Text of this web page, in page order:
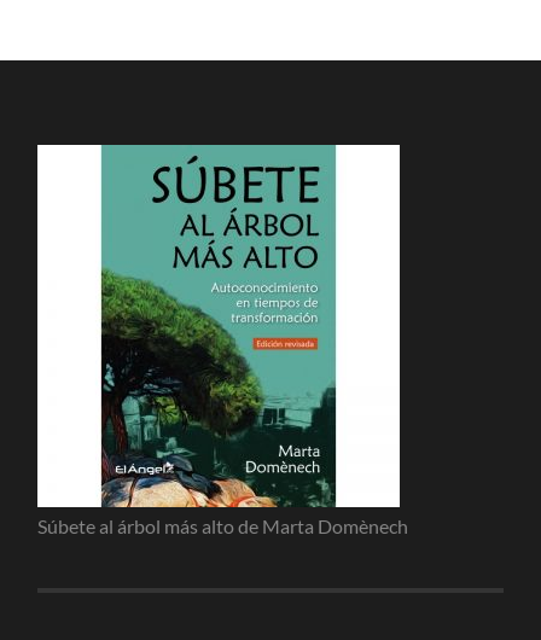
Súbete al árbol más alto de Marta Domènech